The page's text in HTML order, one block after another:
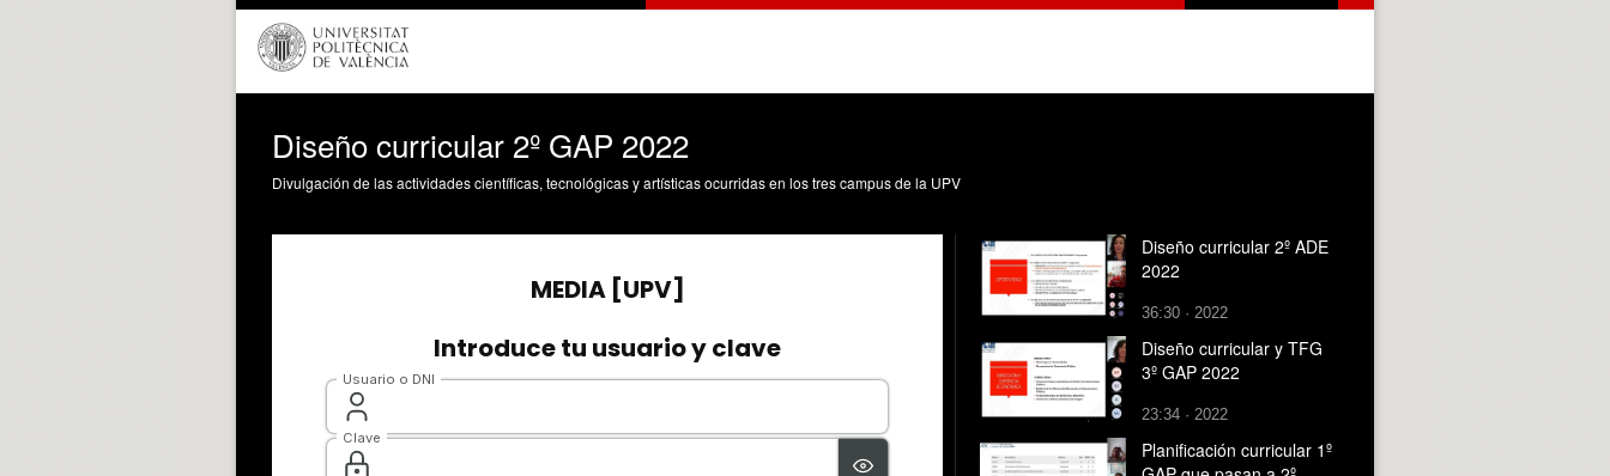
Diseño curricular 2º GAP 2022
Divulgación de las actividades científicas, tecnológicas y artísticas ocurridas en los tres campus de la UPV
Diseño curricular 2º ADE
2022
36:30 · 2022
Diseño curricular y TFG
3º GAP 2022
23:34 · 2022
Planificación curricular 1º